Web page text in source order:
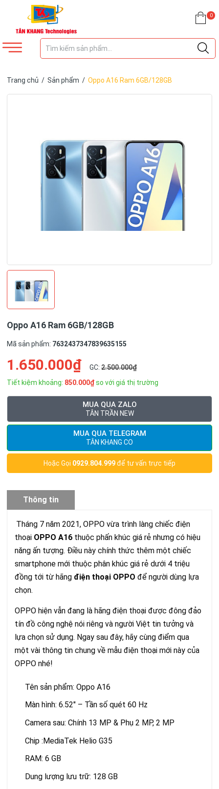
0
Trang chủ / Sản phẩm / Oppo A16 Ram 6GB/128GB
Oppo A16 Ram 6GB/128GB
Mã sản phẩm: 7632437347839635155
1.650.000₫ GC: 2.500.000₫
Tiết kiệm khoảng: 850.000₫so với giá thị trường
MUA QUA ZALO
TÂN TRẦN NEW
MUA QUA TELEGRAM
TÂN KHANG CO
Hoặc Gọi 0929.804.999để tư vấn trực tiếp
Thông tin
sản phẩm
Tháng 7 năm 2021, OPPO vừa trình làng chiếc điện
thoại OPPO A16 thuộc phấn khúc giá rẻ nhưng có hiệu
năng ấn tượng. Điều này chính thức thêm một chiếc
smartphone mới thuộc phân khúc giá rẻ dưới 4 triệu
đồng tới từ hãng điện thoại OPPO để người dùng lựa
chọn.
OPPO hiện vẫn đang là hãng điện thoại được đông đảo
tín đồ công nghệ nói riêng và người Việt tin tưởng và
lựa chọn sử dụng. Ngay sau đây, hãy cùng điểm qua
một vài thông tin chung về mẫu điện thoại mới này của
OPPO nhé!
Tên sản phẩm: Oppo A16
Màn hình: 6.52″ – Tần số quét 60 Hz
Camera sau: Chính 13 MP & Phụ 2 MP, 2 MP
Chip :MediaTek Helio G35
RAM: 6 GB
Dung lượng lưu trữ: 128 GB